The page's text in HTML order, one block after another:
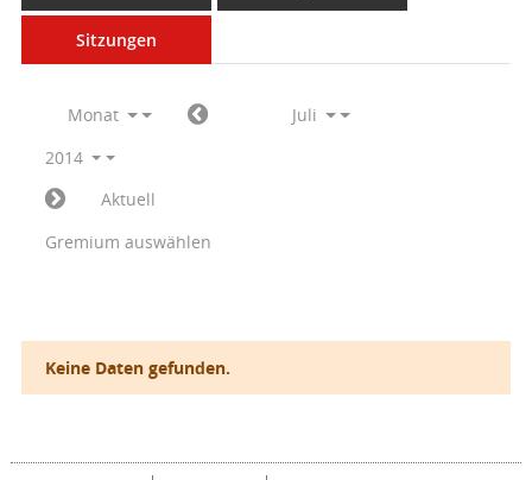
Sitzungen
Monat
Juli
2014
Aktuell
Gremium auswählen
Keine Daten gefunden.